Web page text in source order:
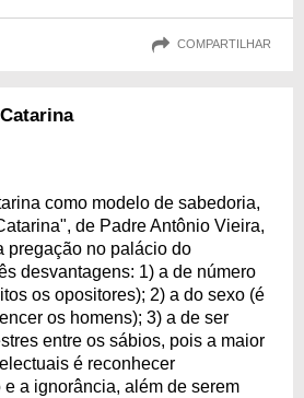
COMPARTILHAR
como modelo de sabedoria,
de Padre Antônio Vieira,
pregação no palácio do
desvantagens: 1) a de número
os opositores); 2) a do sexo (é
os homens); 3) a de ser
entre os sábios, pois a maior
é reconhecer
a ignorância, além de serem